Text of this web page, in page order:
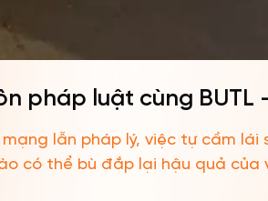
pháp luật cùng BUTL
lẫn pháp lý, việc tự cầm
có thể bù đắp lại hậu quả của